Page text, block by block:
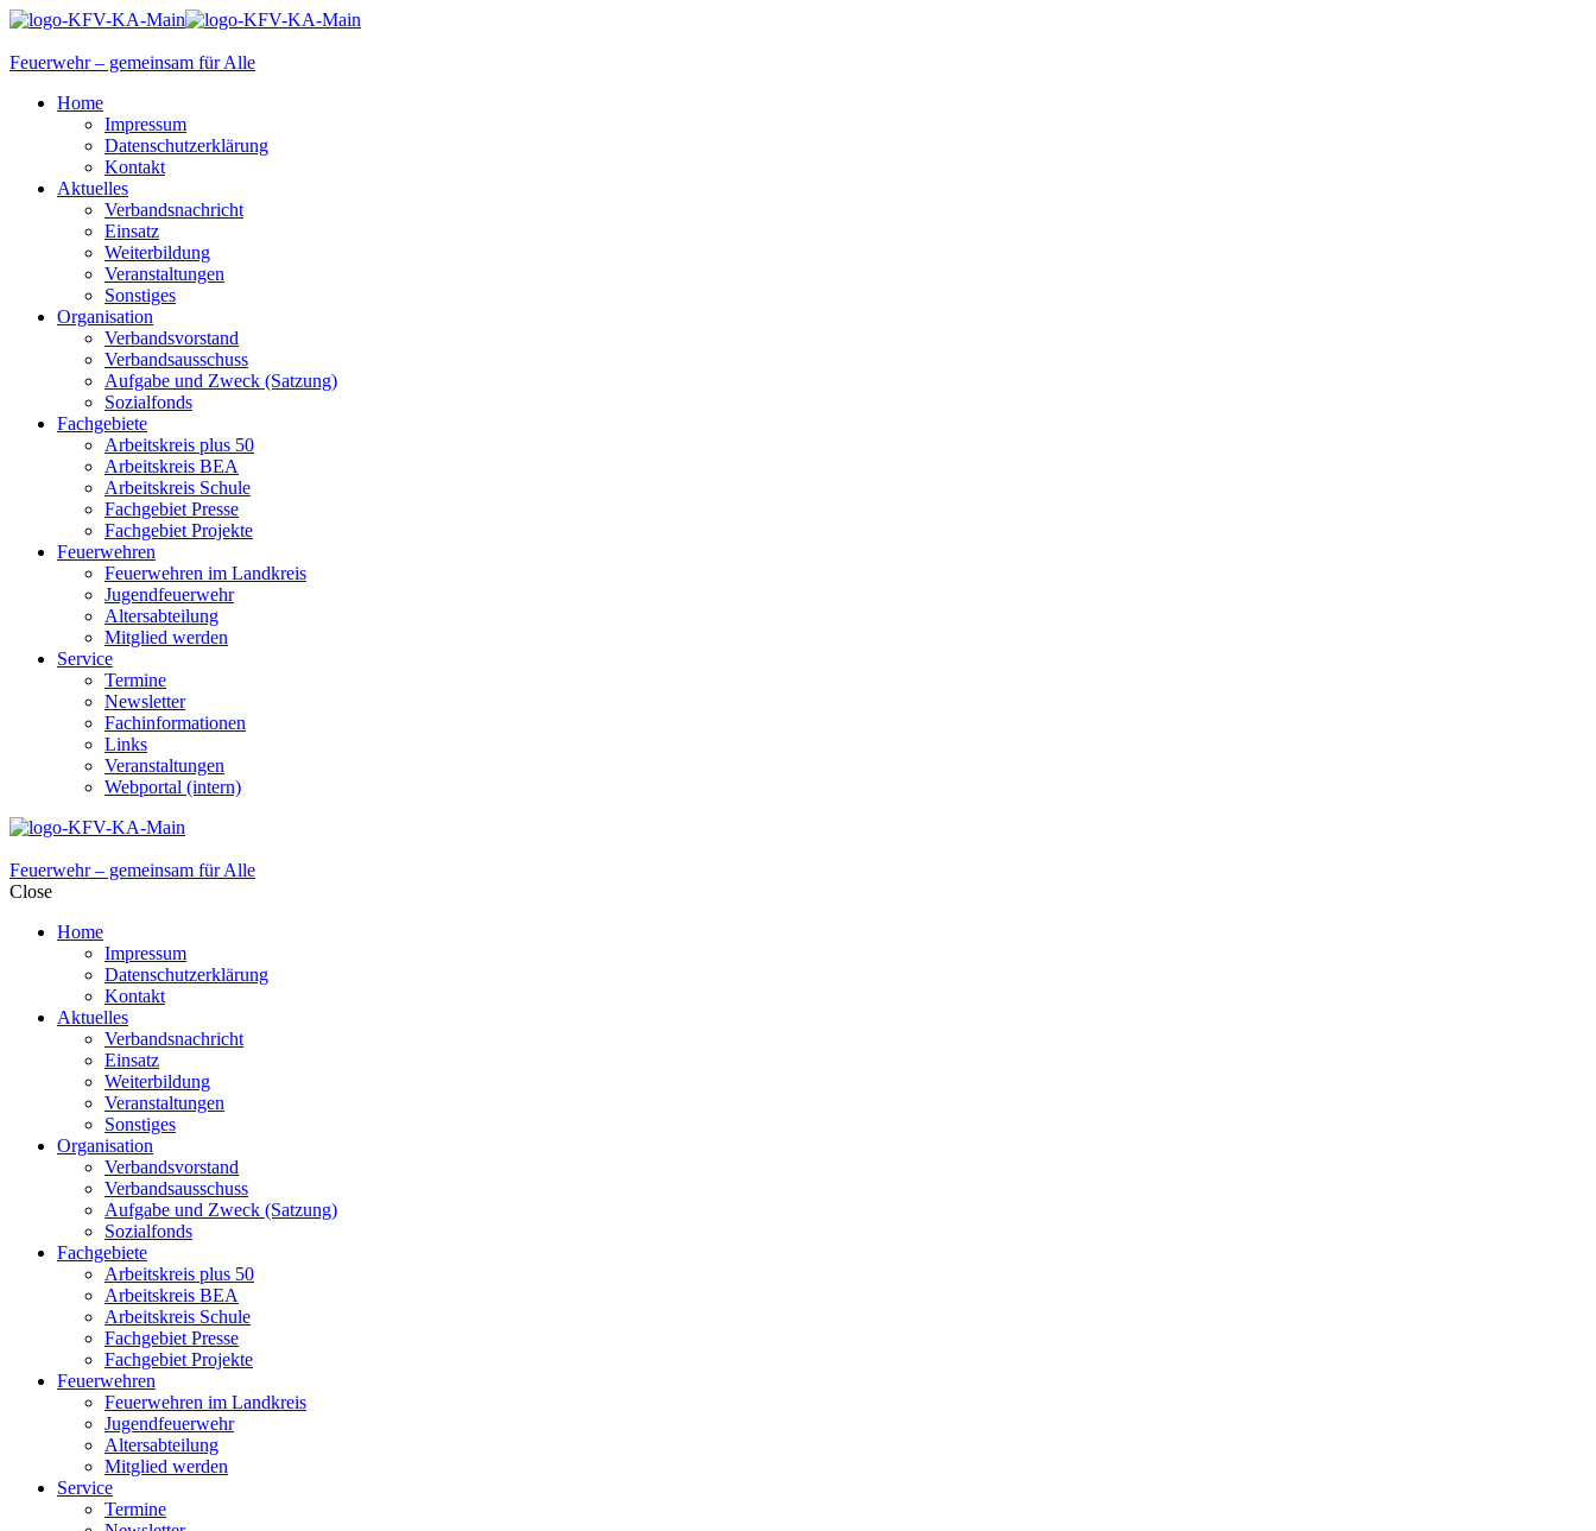
Feuerwehr – gemeinsam für Alle
Home
Impressum
Datenschutzerklärung
Kontakt
Aktuelles
Verbandsnachricht
Einsatz
Weiterbildung
Veranstaltungen
Sonstiges
Organisation
Verbandsvorstand
Verbandsausschuss
Aufgabe und Zweck (Satzung)
Sozialfonds
Fachgebiete
Arbeitskreis plus 50
Arbeitskreis BEA
Arbeitskreis Schule
Fachgebiet Presse
Fachgebiet Projekte
Feuerwehren
Feuerwehren im Landkreis
Jugendfeuerwehr
Altersabteilung
Mitglied werden
Service
Termine
Newsletter
Fachinformationen
Links
Veranstaltungen
Webportal (intern)
Feuerwehr – gemeinsam für Alle
Close
Home
Impressum
Datenschutzerklärung
Kontakt
Aktuelles
Verbandsnachricht
Einsatz
Weiterbildung
Veranstaltungen
Sonstiges
Organisation
Verbandsvorstand
Verbandsausschuss
Aufgabe und Zweck (Satzung)
Sozialfonds
Fachgebiete
Arbeitskreis plus 50
Arbeitskreis BEA
Arbeitskreis Schule
Fachgebiet Presse
Fachgebiet Projekte
Feuerwehren
Feuerwehren im Landkreis
Jugendfeuerwehr
Altersabteilung
Mitglied werden
Service
Termine